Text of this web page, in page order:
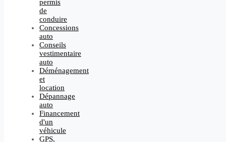
permis
de
conduire
Concessions
auto
Conseils
vestimentaire
auto
Déménagement
et
location
Dépannage
auto
Financement
d'un
véhicule
GPS,